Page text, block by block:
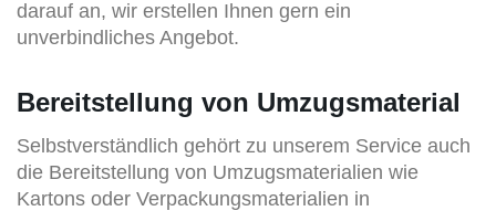
darauf an, wir erstellen Ihnen gern ein
unverbindliches Angebot.
Bereitstellung von Umzugsmaterial
Selbstverständlich gehört zu unserem Service auch
die Bereitstellung von Umzugsmaterialien wie
Kartons oder Verpackungsmaterialien in